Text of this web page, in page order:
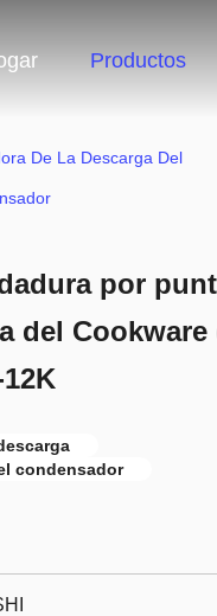
Productos
De La Descarga Del
por
del
condensador